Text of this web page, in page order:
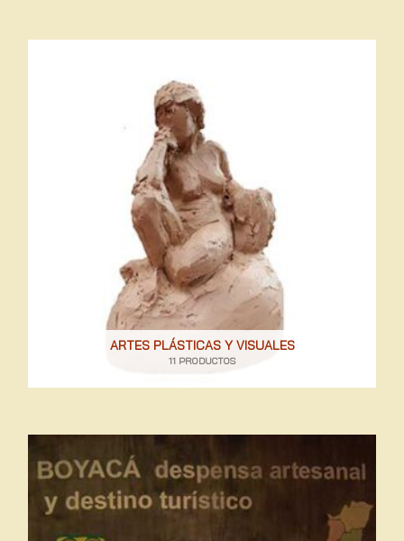
ARTES PLÁSTICAS Y VISUALES
11 PRODUCTOS